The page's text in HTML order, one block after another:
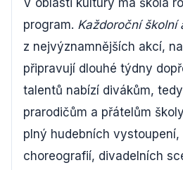
V oblasti kultury má škola
program. Každoroční školní
z nejvýznamnějších akcí,
připravují dlouhé týdny
talentů nabízí divákům,
prarodičům a přátelům
plný hudebních
choreografií, divadelních